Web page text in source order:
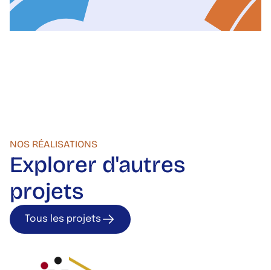
NOS RÉALISATIONS
Explorer d'autres
projets
Tous les projets